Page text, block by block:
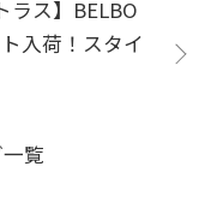
ラス】BELBO
入荷！スタイ
覧